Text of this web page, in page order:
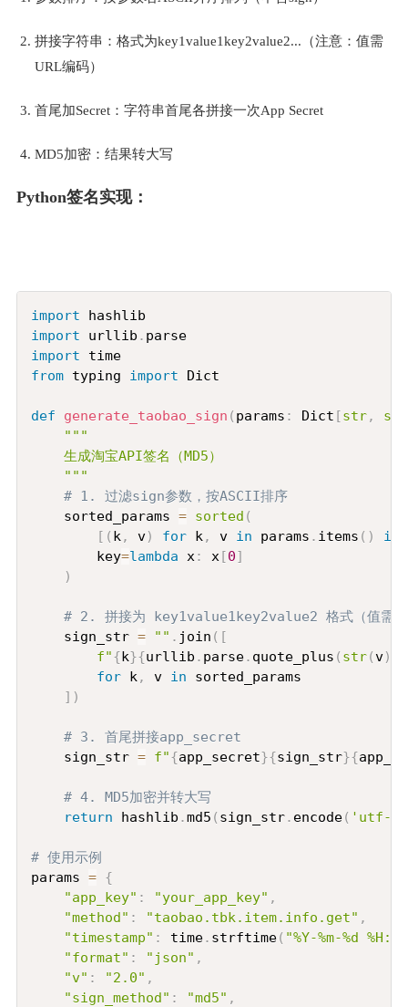
拼接字符串：格式为key1value1key2value2...（注意：值需
URL编码）
首尾加Secret：字符串首尾各拼接一次App Secret
MD5加密：结果转大写
Python签名实现：
import
import urllib .
import
from typing import Dict
def generate_taobao_sign ( params : Dict [str,
str
"""
    生成淘宝API签名（MD5）
    """
# 1. 过滤sign参数，按ASCII排序
    sorted_params
= sorted (
[ ( k , v) for k , v in params . items ( ) if
        key
=lambda x : x [0]
)
# 2. 拼接为 key1value1key2value2 格式（值需
    sign_str
= "" . join ( [
f"{k}{urllib . parse. quote_plus ( str(v)
for k , v in sorted_params
] )
# 3. 首尾拼接app_secret
    sign_str
= f"{app_secret}{sign_str}{
# 4. MD5加密并转大写
return hashlib .md5 ( sign_str. encode( 'utf-8'
# 使用示例
params = {
"app_key" : "your_app_key" ,
"method" : "taobao.tbk.item.info.get" ,
"timestamp" : time. strftime( "%Y-%m-%d
"format" : "json" ,
"v" : "2.0" ,
"sign_method" : "md5" ,